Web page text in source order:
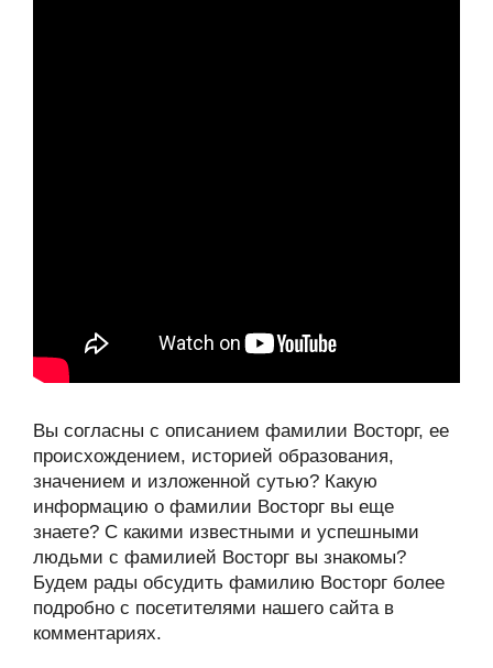
Вы согласны с описанием фамилии Восторг, ее
происхождением, историей образования,
значением и изложенной сутью? Какую
информацию о фамилии Восторг вы еще
знаете? С какими известными и успешными
людьми с фамилией Восторг вы знакомы?
Будем рады обсудить фамилию Восторг более
подробно с посетителями нашего сайта в
комментариях.